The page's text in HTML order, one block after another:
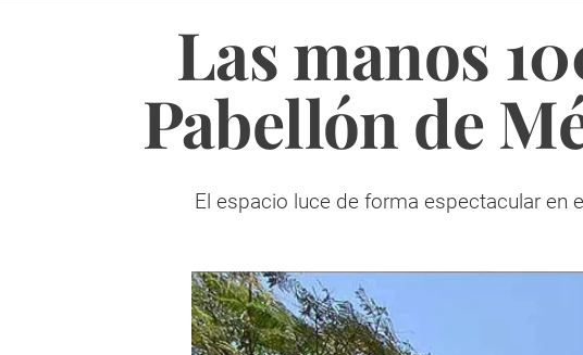
Las manos
Pabellón de
El espacio luce de forma espectacular en